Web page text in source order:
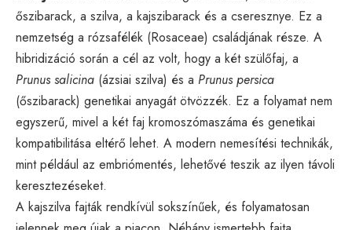
őszibarack, a szilva, a kajszibarack és a cseresznye. Ez a
nemzetség a rózsafélék (Rosaceae) családjának része. A
hibridizáció során a cél az volt, hogy a két szülőfaj, a
Prunus salicina (ázsiai szilva) és a Prunus persica
(őszibarack) genetikai anyagát ötvözzék. Ez a folyamat nem
egyszerű, mivel a két faj kromoszómaszáma és genetikai
kompatibilitása eltérő lehet. A modern nemesítési technikák,
mint például az embriómentés, lehetővé teszik az ilyen távoli
keresztezéseket.
A kajszilva fajták rendkívül sokszínűek, és folyamatosan